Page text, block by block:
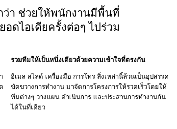
ว่า ช่วยให้พนักงานมีพื้นที่
ดไอเดียครั้งต่อๆ ไปร่วม
รวมทีมให้เป็นหนึ่งเดียวด้วยความเข้าใจที่ตรงกัน
อีเมล สไลด์ เครื่องมือ การโทร สิ่งเหล่านี้ล้วนเป็นอุปสรรค
ขัดขวางการทำงาน มาจัดการโครงการให้รวดเร็วโดยให้
ทีมต่างๆ วางแผน ดำเนินการ และประสานการทำงานกัน
ได้ในที่เดียว